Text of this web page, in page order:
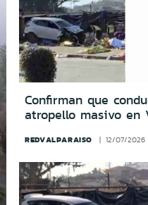
Confirman que
atropello masivo en
REDVALPARAISO 12/07/2026